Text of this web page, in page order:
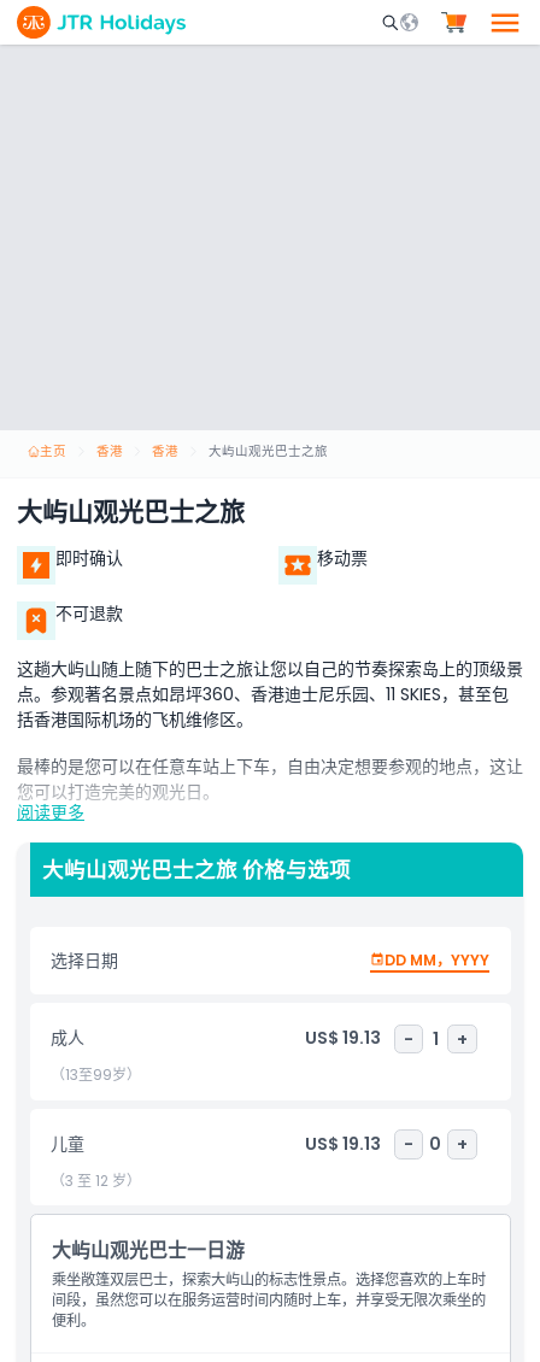
Mobile Search
主页 香港 香港 大屿山观光巴士之旅
大屿山观光巴士之旅
即时确认 移动票
不可退款
这趟大屿山随上随下的巴士之旅让您以自己的节奏探索岛上的顶级景
点。参观著名景点如昂坪360、香港迪士尼乐园、11 SKIES，甚至包
括香港国际机场的飞机维修区。
最棒的是您可以在任意车站上下车，自由决定想要参观的地点，这让
您可以打造完美的观光日。
敞篷巴士让您在旅途中欣赏岛上美丽环境的绝佳景致。无论是欣赏壮
丽景色、游览主题乐园还是探索机场区，此行程都能以灵活且有趣的
亮点
包含项
排除项
营业时间
需要了解的事项
阅读更多
大屿山观光巴士之旅 价格与选项
选择日期 DD MM，YYYY
成人 US$ 19.13 - 1 +
（13至99岁）
儿童 US$ 19.13 - 0 +
（3 至 12 岁）
大屿山观光巴士一日游
乘坐敞篷双层巴士，探索大屿山的标志性景点。选择您喜欢的上车时
间段，虽然您可以在服务运营时间内随时上车，并享受无限次乘坐的
便利。